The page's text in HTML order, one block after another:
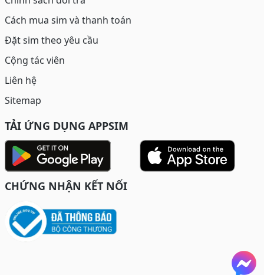
Cách mua sim và thanh toán
Đặt sim theo yêu cầu
Cộng tác viên
Liên hệ
Sitemap
TẢI ỨNG DỤNG APPSIM
CHỨNG NHẬN KẾT NỐI